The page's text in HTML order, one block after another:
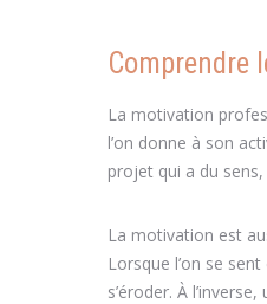
Comprendre
La motivation
l’on donne à son
projet qui a du
La motivation est
Lorsque l’on se
s’éroder. À